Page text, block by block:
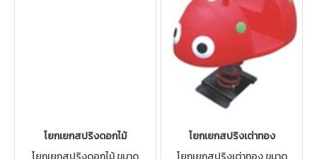
โยกเยกสปริงดอกไม้
โยกเยกสปริงเต่าทอง